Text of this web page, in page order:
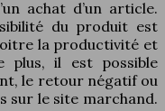
achat d’un article.
du produit est
la productivité et
plus, il est possible
le retour négatif ou
sur le site marchand.